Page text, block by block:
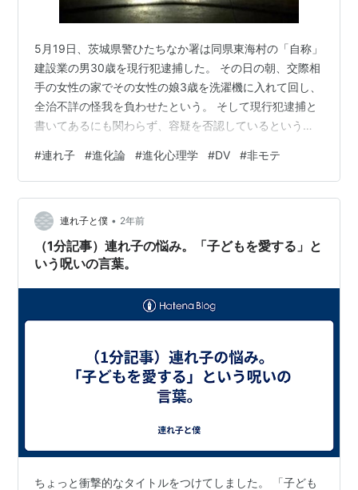
5月19日、茨城県警ひたちなか署は同県東海村の「自称」
建設業の男30歳を現行犯逮捕した。 その日の朝、交際相
手の女性の家でその女性の娘3歳を洗濯機に入れて回し、
全治不詳の怪我を負わせたという。 そして現行犯逮捕と
書いてあるにも関わらず、容疑を否認しているという。
通信 2024年5月19日記事：洗濯機で女児回した疑い、茨
城 母親の交際相手逮捕、容疑否認） およそ、こんなニュ
ースを聞いて憤らぬ人はいないだろう。 3歳児を洗濯機
に入れ、回す――まさに鬼畜の所業と言うべきか。 とは
いえこれ、一応は誰でも考えることだとは思うのであ
る。 小さい子ども…
#連れ子 #進化論 #進化心理学 #DV #非モテ
連れ子と僕 • 2年前
（1分記事）連れ子の悩み。「子どもを愛する」と
いう呪いの言葉。
ちょっと衝撃的なタイトルをつけてしました。 「子ども